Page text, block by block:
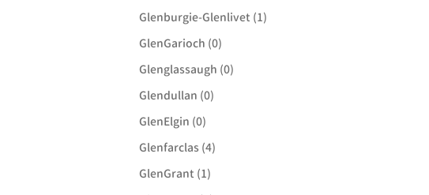
Glenburgie-Glenlivet (1)
GlenGarioch (0)
Glenglassaugh (0)
Glendullan (0)
GlenElgin (0)
Glenfarclas (4)
GlenGrant (1)